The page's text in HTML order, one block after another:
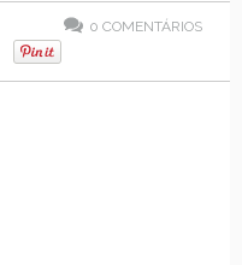
0 COMENTÁRIOS